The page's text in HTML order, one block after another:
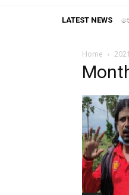
LATEST NEWS
Home 2021